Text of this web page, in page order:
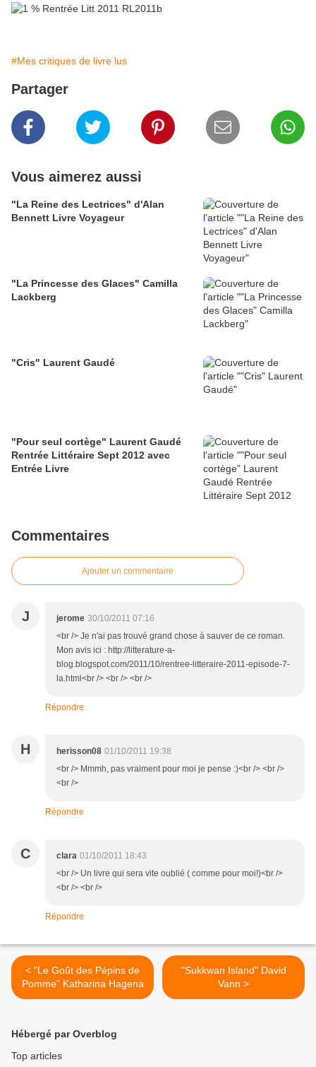
#Mes critiques de livre lus
Partager
Vous aimerez aussi
"La Reine des Lectrices" d'Alan
Bennett Livre Voyageur
"La Princesse des Glaces" Camilla
Lackberg
"Cris" Laurent Gaudé
"Pour seul cortège" Laurent Gaudé
Rentrée Littéraire Sept 2012 avec
Entrée Livre
Commentaires
Ajouter un commentaire
J jerome 30/10/2011 07:16
<br /> Je n'ai pas trouvé grand chose à sauver de ce roman.
Mon avis ici : http://litterature-a-
blog.blogspot.com/2011/10/rentree-litteraire-2011-episode-7-
la.html<br /> <br /> <br />
Répondre
H herisson08 01/10/2011 19:38
<br /> Mmmh, pas vraiment pour moi je pense :)<br /> <br />
<br />
Répondre
C clara 01/10/2011 18:43
<br /> Un livre qui sera vite oublié ( comme pour moi!)<br />
<br /> <br />
Répondre
< "Le Goût des Pépins de
Pomme" Katharina Hagena
"Sukkwan Island" David
Vann >
Hébergé par Overblog
Top articles